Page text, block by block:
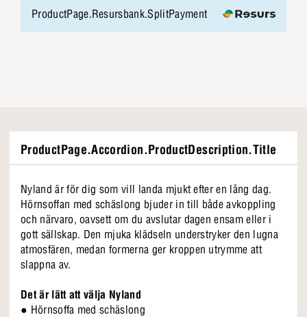
ProductPage.Resursbank.SplitPayment
ProductPage.Accordion.ProductDescription.Title
Nyland är för dig som vill landa mjukt efter en lång dag.
Hörnsoffan med schäslong bjuder in till både avkoppling
och närvaro, oavsett om du avslutar dagen ensam eller i
gott sällskap. Den mjuka klädseln understryker den lugna
atmosfären, medan formerna ger kroppen utrymme att
slappna av.
Det är lätt att välja Nyland
● Hörnsoffa med schäslong